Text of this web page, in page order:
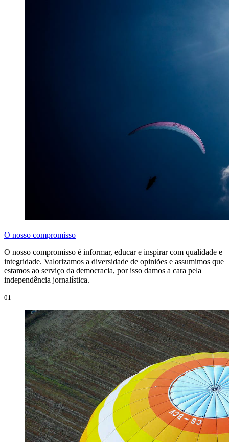
O nosso compromisso
O nosso compromisso é informar, educar e inspirar com qualidade e
integridade. Valorizamos a diversidade de opiniões e assumimos que
estamos ao serviço da democracia, por isso damos a cara pela
independência jornalística.
01